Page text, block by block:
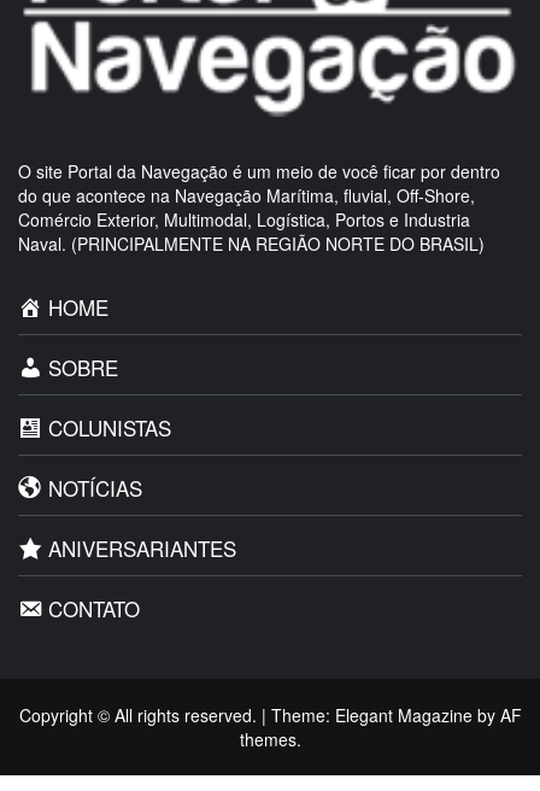
O site Portal da Navegação é um meio de você ficar por dentro
do que acontece na Navegação Marítima, fluvial, Off-Shore,
Comércio Exterior, Multimodal, Logística, Portos e Industria
Naval. (PRINCIPALMENTE NA REGIÃO NORTE DO BRASIL)
HOME
SOBRE
COLUNISTAS
NOTÍCIAS
ANIVERSARIANTES
CONTATO
Copyright © All rights reserved. | Theme: Elegant Magazineby AF
themes.